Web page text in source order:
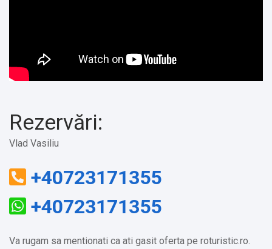
Rezervări:
Vlad Vasiliu
+40723171355
+40723171355
Va rugam sa mentionati ca ati gasit oferta pe roturistic.ro.